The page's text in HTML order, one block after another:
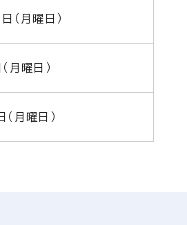
（月曜日）
月曜日）
月曜日）